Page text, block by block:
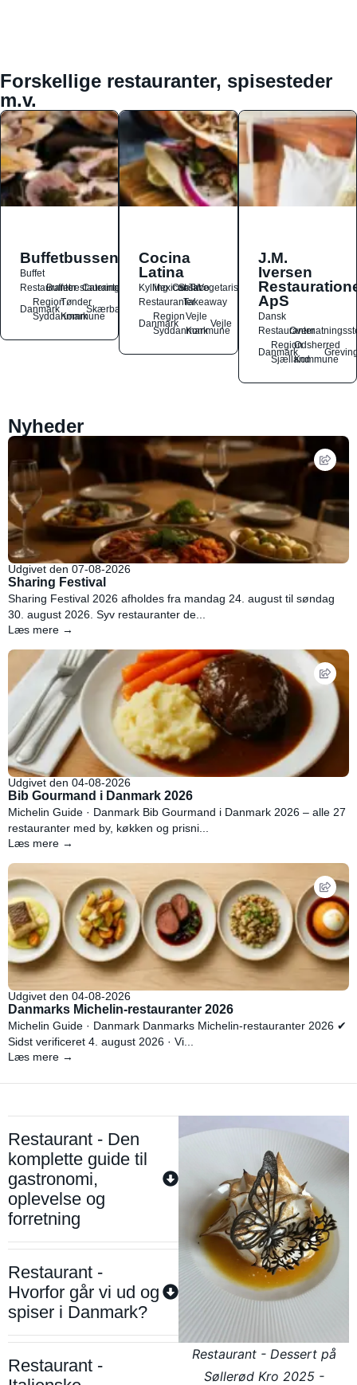
Forskellige restauranter, spisesteder
m.v.
Buffetbussen
Buffet
Restauranter
Buffetrestauranter
Catering
Danmark
Region
Syddanmark
Tønder
Kommune
Skærbæk
Cocina
Latina
Kylling
Mexicansk
OstSalat
TacoVegetarisk
RestauranterTakeaway
Danmark
Region
Syddanmark
Vejle
Kommune
Vejle
J.M.
Iversen
ApS
Dansk
Restauranter
Danmark
Region
Sjælland
Odsherred
Kommune
Nyheder
Udgivet den 07-08-2026
Sharing Festival
Sharing Festival 2026 afholdes fra mandag 24. august til søndag
30. august 2026. Syv restauranter de...
Læs mere →
Udgivet den 04-08-2026
Bib Gourmand i Danmark 2026
Michelin Guide · Danmark Bib Gourmand i Danmark 2026 – alle 27
restauranter med by, køkken og prisni...
Læs mere →
Udgivet den 04-08-2026
Danmarks Michelin-restauranter 2026
Michelin Guide · Danmark Danmarks Michelin-restauranter 2026 ✔
Sidst verificeret 4. august 2026 · Vi...
Læs mere →
Restaurant - Den
komplette guide til
gastronomi,
oplevelse og
forretning
Restaurant -
Hvorfor går vi ud og
spiser i Danmark?
Restaurant -
Restaurant - Dessert på
Søllerød Kro 2025 -